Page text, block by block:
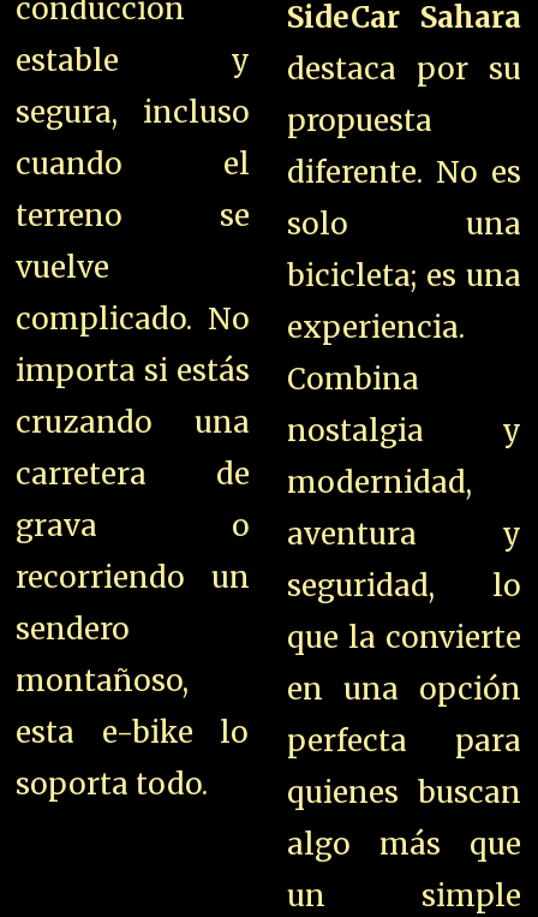
conducción
estable y
segura, incluso
cuando el
terreno se
vuelve
complicado. No
importa si estás
cruzando una
carretera de
grava o
recorriendo un
sendero
montañoso,
esta e-bike lo
soporta todo.
SideCar Sahara
destaca por su
propuesta
diferente. No es
solo una
bicicleta; es una
experiencia.
Combina
nostalgia y
modernidad,
aventura y
seguridad, lo
que la convierte
en una opción
perfecta para
quienes buscan
algo más que
un simple